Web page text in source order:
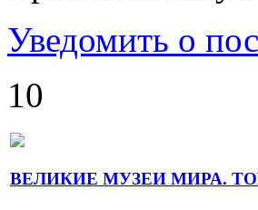
Уведомить о
10
ВЕЛИКИЕ МУЗЕИ МИРА.